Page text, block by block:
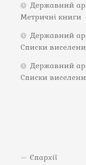
Державний
Метричні книги
Державний
Списки
Державний
Списки
Єпархії